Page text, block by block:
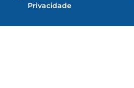
Privacidade